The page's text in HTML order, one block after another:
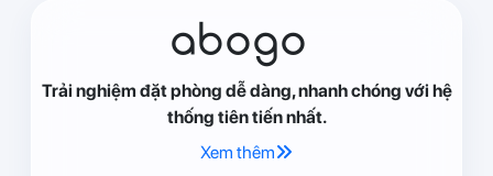
abogo
Trải nghiệm đặt phòng dễ dàng, nhanh chóng với hệ
thống tiên tiến nhất.
Xem thêm